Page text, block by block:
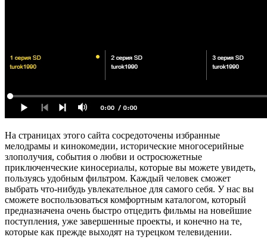
На страницах этого сайта сосредоточены избранные
мелодрамы и кинокомедии, исторические многосерийные
злополучия, события о любви и остросюжетные
приключенческие киносериалы, которые вы можете увидеть,
пользуясь удобным фильтром. Каждый человек сможет
выбрать что-нибудь увлекательное для самого себя. У нас вы
сможете воспользоваться комфортным каталогом, который
предназначена очень быстро отцедить фильмы на новейшие
поступления, уже завершенные проекты, и конечно на те,
которые как прежде выходят на турецком телевидении.